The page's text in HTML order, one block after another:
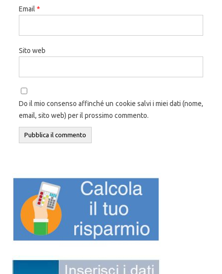
Email *
Sito web
Do il mio consenso affinché un cookie salvi i miei dati (nome,
email, sito web) per il prossimo commento.